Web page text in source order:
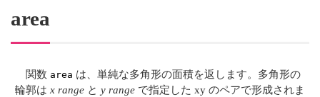
area
関数 area は、単純な多角形の面積を返します。多角形の
輪郭はx range とy range で指定した xy のペアで形成されま